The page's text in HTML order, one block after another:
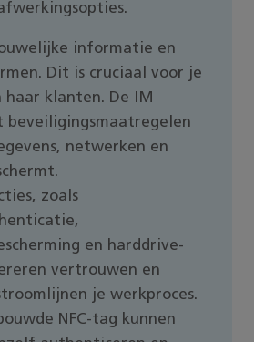
informatie en
Dit is cruciaal voor je
haar klanten. De IM
beveiligingsmaatregelen
netwerken en
zoals
en harddrive-
vertrouwen en
je werkproces.
NFC-tag kunnen